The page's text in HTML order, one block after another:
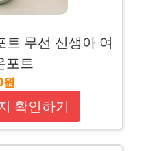
무선 신생아 여
포트
확인하기